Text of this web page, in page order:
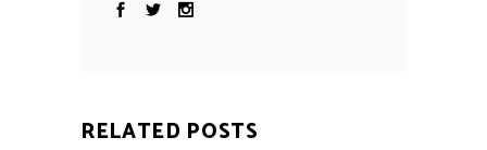
RELATED POSTS